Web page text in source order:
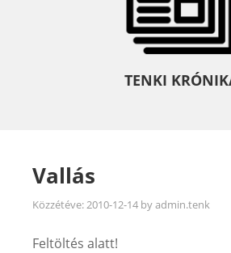
TENKI
Vallás
Közzétéve:2010-12-14 byadmin.tenk
Feltöltés alatt!